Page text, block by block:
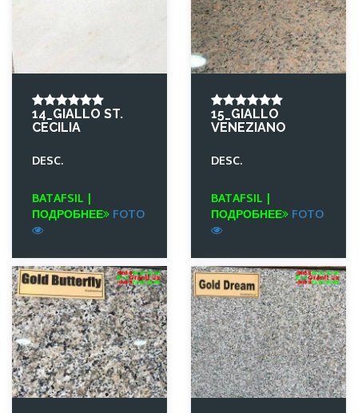
14_GIALLO ST.
CECILIA
DESC.
BATAFSIL |
ПОДРОБНЕЕ
FOTO
15_GIALLO
VENEZIANO
DESC.
BATAFSIL |
ПОДРОБНЕЕ
FOTO